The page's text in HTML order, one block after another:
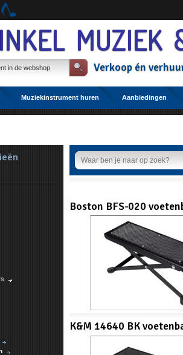
MUZIEK
Verkoopén
Etalage
Boston BFS-020
K&M 14640 BK
Muziekinstrument huren Aanbiedingen